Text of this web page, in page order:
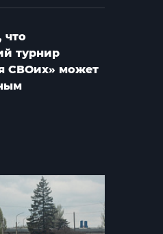
что
турнир
СВОих» может